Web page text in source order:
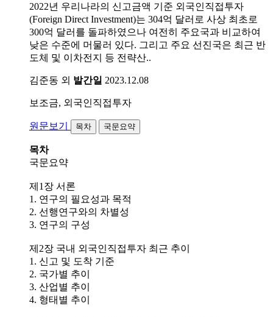
2022년 우리나라의 신고금액 기준 외국인직접투자
(Foreign Direct Investment)는 304억 달러로 사상 최초로
300억 달러를 돌파하였으나 여전히 주요국과 비교하여
낮은 수준에 머물러 있다. 그리고 주요 선진국은 최근 반
도체 및 이차전지 등 전략산..
김준동 외 발간일 2023.12.08
보조금, 외국인직접투자
원문보기 목차 국문요약
목차
국문요약
제1장 서론
1. 연구의 필요성과 목적
2. 선행연구와의 차별성
3. 연구의 구성
제2장 국내 외국인직접투자 최근 추이
1. 신고 및 도착 기준
2. 국가별 추이
3. 산업별 추이
4. 형태별 추이